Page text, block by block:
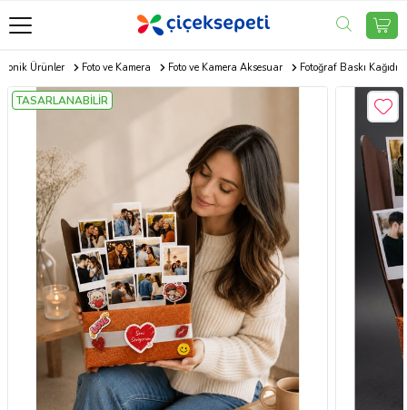
Ürünler Foto ve Kamera Foto ve Kamera Aksesuar Fotoğraf Baskı Kağıdı
TASARLANABİLİR